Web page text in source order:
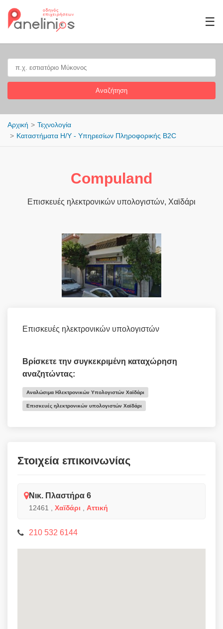
☰
Αναζήτηση
Αρχική
Τεχνολογία
Καταστήματα Η/Υ - Υπηρεσίων Πληροφορικής B2C
Compuland
Επισκευές ηλεκτρονικών υπολογιστών, Χαϊδάρι
Επισκευές ηλεκτρονικών υπολογιστών
Βρίσκετε την συγκεκριμένη καταχώρηση
αναζητώντας:
Αναλώσιμα Ηλεκτρονικών Υπολογιστών Χαϊδάρι
Επισκευές ηλεκτρονικών υπολογιστών Χαϊδάρι
Στοιχεία επικοινωνίας
Νικ. Πλαστήρα 6
12461 Χαϊδάρι Αττική
210 532 6144